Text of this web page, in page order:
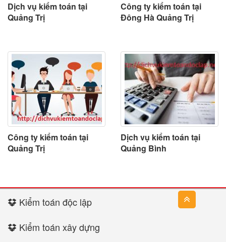
Dịch vụ kiểm toán tại
Quảng Trị
Công ty kiểm toán tại
Đông Hà Quảng Trị
Công ty kiểm toán tại
Quảng Trị
Dịch vụ kiểm toán tại
Quảng Bình
Kiểm toán độc lập
Kiểm toán xây dựng